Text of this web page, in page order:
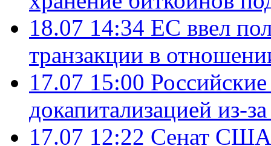
18.07 14:34 ЕС ввел
транзакции в
17.07 15:00
докапитализацией из-
17.07 12:22 Сенат США